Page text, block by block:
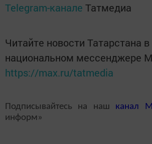
Telegram-канале Татмедиа
Читайте новости Татарстана в
национальном мессенджере
https://max.ru/tatmedia
Подписывайтесь на наш канал
информ»